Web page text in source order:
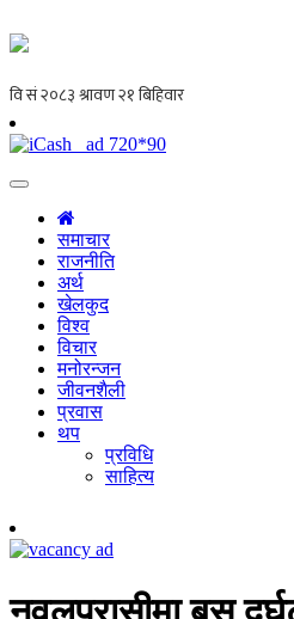
समाचार
राजनीति
अर्थ
खेलकुद
विश्व
विचार
मनोरन्जन
जीवनशैली
प्रवास
थप
प्रविधि
साहित्य